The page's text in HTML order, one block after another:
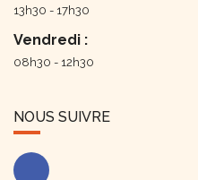
13h30 - 17h30
Vendredi :
08h30 - 12h30
NOUS SUIVRE